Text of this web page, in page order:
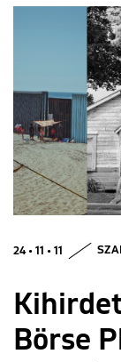
24 • 11 • 11
Börse